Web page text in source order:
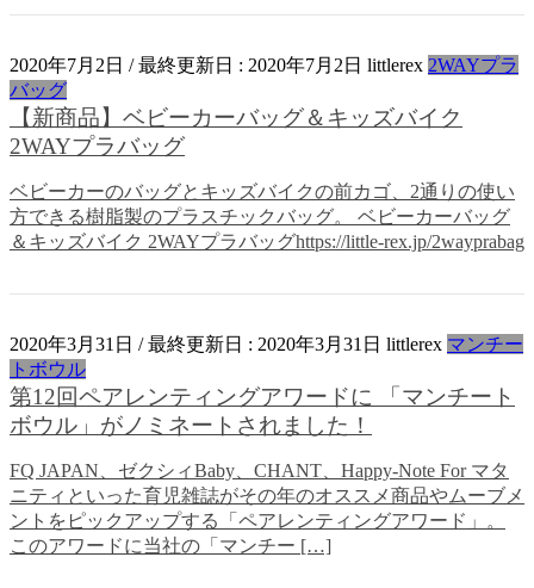
2020年7月2日 / 最終更新日 : 2020年7月2日 littlerex 2WAYプラ
バッグ
【新商品】ベビーカーバッグ＆キッズバイク
2WAYプラバッグ
ベビーカーのバッグとキッズバイクの前カゴ、2通りの使い
方できる樹脂製のプラスチックバッグ。 ベビーカーバッグ
＆キッズバイク 2WAYプラバッグhttps://little-rex.jp/2wayprabag
2020年3月31日 / 最終更新日 : 2020年3月31日 littlerex マンチー
トボウル
第12回ペアレンティングアワードに 「マンチート
ボウル」がノミネートされました！
FQ JAPAN、ゼクシィBaby、CHANT、Happy-Note For マタ
ニティといった育児雑誌がその年のオススメ商品やムーブメ
ントをピックアップする「ペアレンティングアワード」。
このアワードに当社の「マンチー […]